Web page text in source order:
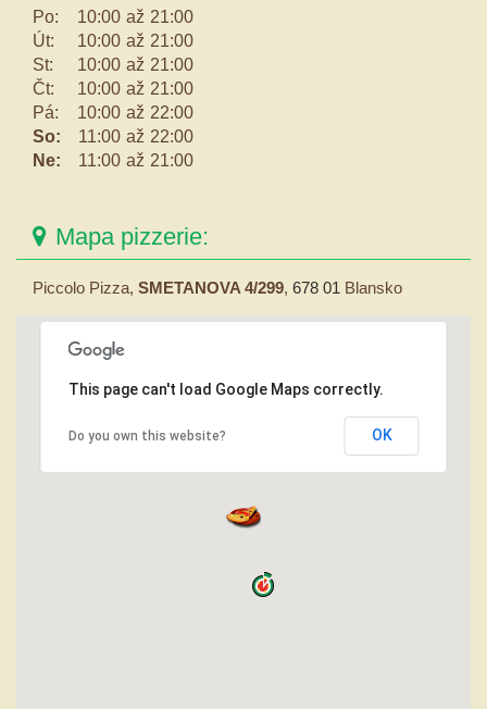
Po: 10:00 až 21:00
Út:
10:00 až 21:00
St:
10:00 až 21:00
Čt:
10:00 až 21:00
Pá:
10:00 až 22:00
So:
11:00 až 22:00
Ne:
11:00 až 21:00
Mapa pizzerie:
Piccolo Pizza, SMETANOVA 4/299, 678 01 Blansko
This page can't load Google Maps correctly.
Do you own this website? OK